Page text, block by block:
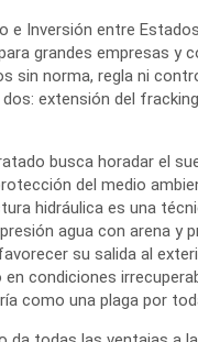
Inversión entre
grandes empresas y
sin norma, regla ni
extensión del
busca horadar el
del medio
hidráulica es una
agua con arena y
su salida al
condiciones
como una plaga por